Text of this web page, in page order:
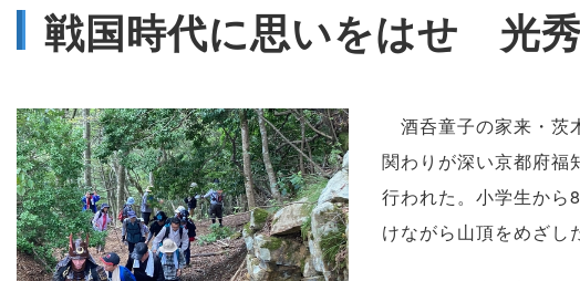
戦国時代に思いをはせ 光
酒呑童子の家来・茨
関わりが深い京都府福
行われた。小学生から
けながら山頂をめざし